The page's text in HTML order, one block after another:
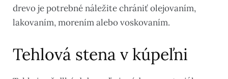
drevo je potrebné náležite chrániť olejovaním,
lakovaním, morením alebo voskovaním.
Tehlová stena v kúpeľni